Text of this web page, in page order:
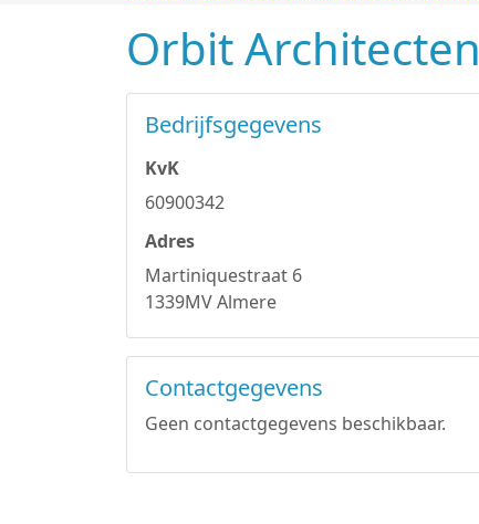
Orbit Architecten
Bedrijfsgegevens
KvK
60900342
Adres
Martiniquestraat 6
1339MV Almere
Contactgegevens
Geen contactgegevens beschikbaar.